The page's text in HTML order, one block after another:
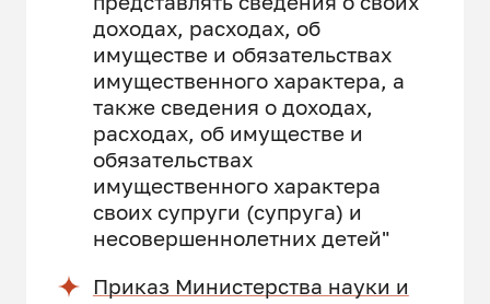
доходах, расходах, об
имуществе и обязательствах
имущественного характера, а
также сведения о доходах,
расходах, об имуществе и
обязательствах
имущественного характера
своих супруги (супруга) и
несовершеннолетних детей"
Приказ Министерства науки и